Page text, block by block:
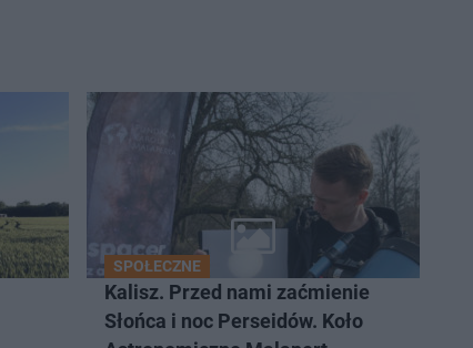
SPOŁECZNE
Kalisz. Przed nami zaćmienie
Słońca i noc Perseidów. Koło